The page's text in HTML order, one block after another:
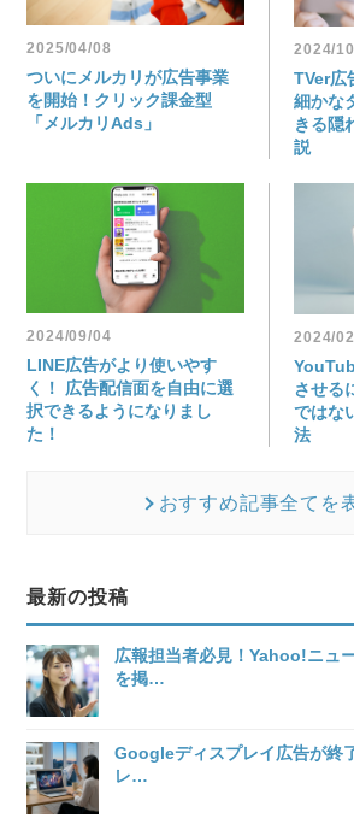
2025/04/08
ついにメルカリが広告事業
を開始！クリック課金型
「メルカリAds」
2024/
TVer広
細かな
きる隠
説
2024/09/04
LINE広告がより使いやす
く！ 広告配信面を自由に選
択できるようになりまし
た！
2024/
させる
ではな
法
おすすめ記事全てを
最新の投稿
広報担当者必見！Yahoo!ニュ
を掲…
Googleディスプレイ広告が終
レ…